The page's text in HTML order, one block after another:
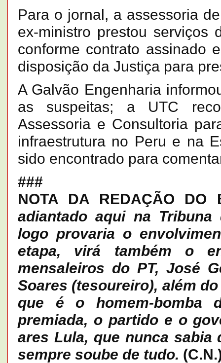
Para o jornal, a assessoria
ex-ministro prestou serviços
conforme contrato assinado
disposição da Justiça para
A Galvão Engenharia
as suspeitas; a UTC
Assessoria e Consultoria
infraestrutura no Peru e na
sido encontrado para
###
NOTA DA REDAÇÃO DO
adiantado aqui na
logo provaria o
etapa, virá também o
mensaleiros do PT, José
Soares (tesoureiro), além
que é o homem-bomba
premiada, o partido e o
ares Lula, que nunca sabia
sempre soube de tudo.